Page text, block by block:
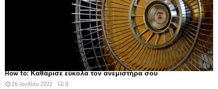
How to: Καθάρισε εύκολα τον ανεμιστήρα σου
26 Ιουλίου 2022 0